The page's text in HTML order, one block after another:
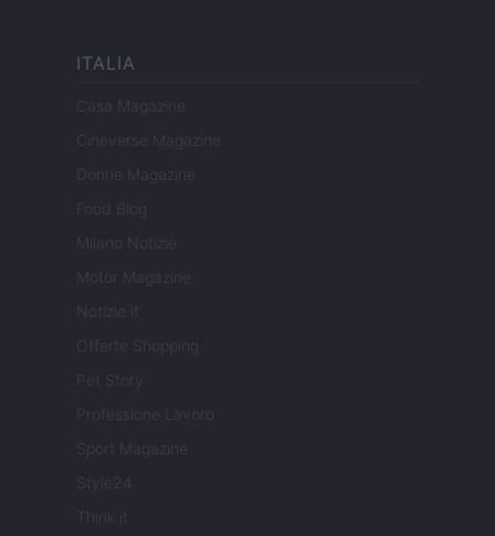
ITALIA
Casa Magazine
Cineverse Magazine
Donne Magazine
Food Blog
Milano Notizie
Motor Magazine
Notizie.it
Offerte Shopping
Pet Story
Professione Lavoro
Sport Magazine
Style24
Think.it